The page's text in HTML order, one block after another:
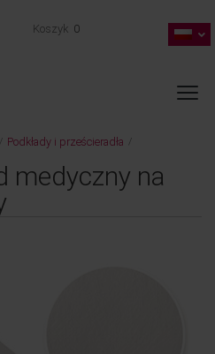
Koszyk 0
Podkłady i prześcieradła
medyczny na